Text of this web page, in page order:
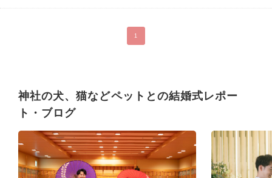
ける寄居諏訪神社は、人生の大切な節目にふさわしい場所です。
1
神社の犬、猫などペットとの結婚式レポー
ト・ブログ